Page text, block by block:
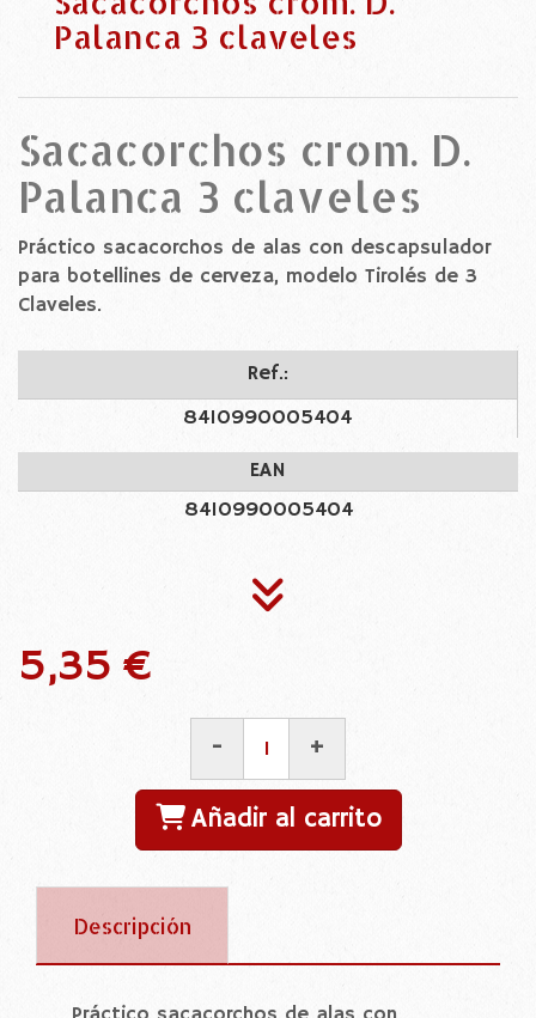
Palanca 3 claveles
Sacacorchos crom. D.
Palanca 3 claveles
Práctico sacacorchos de alas con descapsulador
para botellines de cerveza, modelo Tirolés de 3
Claveles.
Ref.:
8410990005404
EAN
8410990005404
5,35 €
- +
Añadir al carrito
Descripción